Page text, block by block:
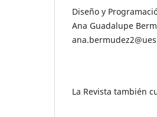
Diseño y
Ana Guadalupe
La Revista también